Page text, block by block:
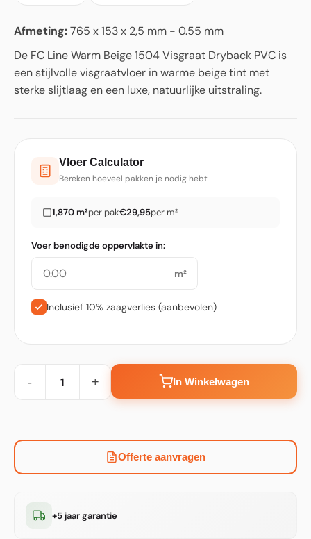
Afmeting:765 x 153 x 2,5 mm - 0.55 mm
De FC Line Warm Beige 1504 Visgraat Dryback PVC is
een stijlvolle visgraatvloer in warme beige tint met
sterke slijtlaag en een luxe, natuurlijke uitstraling.
Vloer Calculator
Bereken hoeveel pakken je nodig hebt
1,870 m²per pak€29,95per m²
Voer benodigde oppervlakte in:
m²
Inclusief 10% zaagverlies (aanbevolen)
- + In Winkelwagen
Offerte aanvragen
+5 jaar garantie